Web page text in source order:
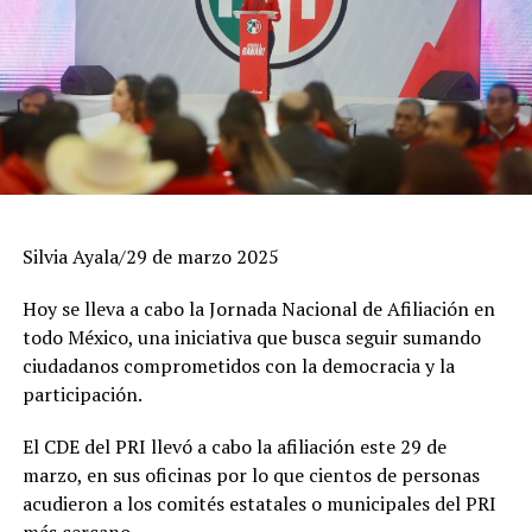
“Estamos preparados, organizados y rodeados de gente
que ama Gómez Palacio. Queremos construir un futuro
con visión, responsabilidad y resultados”, afirmó.
Silvia Ayala/29 de marzo 2025
Hoy se lleva a cabo la Jornada Nacional de Afiliación en
todo México, una iniciativa que busca seguir sumando
ciudadanos comprometidos con la democracia y la
participación.
El CDE del PRI llevó a cabo la afiliación este 29 de
marzo, en sus oficinas por lo que cientos de personas
acudieron a los comités estatales o municipales del PRI